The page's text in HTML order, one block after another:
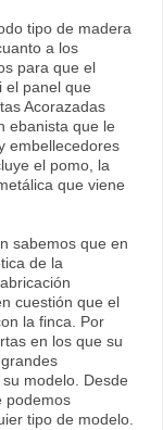
tipo de madera
a los
para que el
el panel que
Acorazadas
ebanista que le
embellecedores
el pomo, la
que viene
sabemos que en
de la
cuestión que el
la finca. Por
en los que su
modelo. Desde
podemos
tipo de modelo.